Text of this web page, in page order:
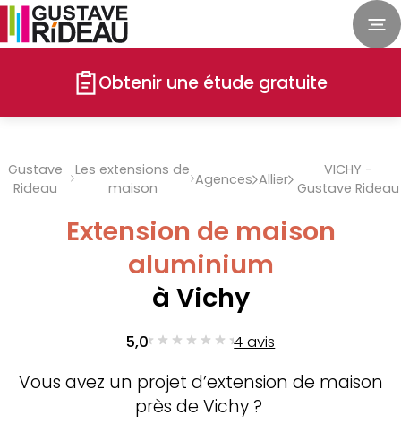
Obtenir une étude gratuite
Gustave
Rideau
Les extensions de
maison
Agences Allier
VICHY -
Gustave Rideau
Extension de maison
aluminium
à Vichy
5,0 4 avis
Vous avez un projet d’extension de maison
près de Vichy ?